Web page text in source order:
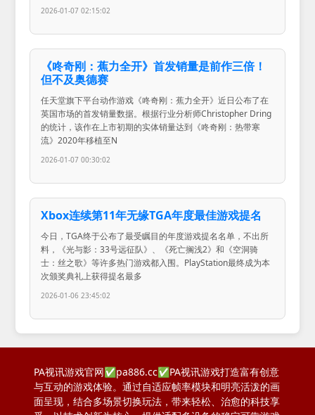
2026-01-07 02:15:02
《咚奇刚：蕉力全开》首发销量是前作三倍！
但不及奥德赛
任天堂旗下平台动作游戏《咚奇刚：蕉力全开》近日公布了在
英国市场的首发销量数据。根据行业分析师Christopher Dring
的统计，该作在上市初期的实体销量达到《咚奇刚：热带寒
流》2020年移植至N
2026-01-07 00:30:02
Xbox连续第11年无缘TGA年度最佳游戏提名
今日，TGA终于公布了最受瞩目的年度游戏提名名单，不出所
料，《光与影：33号远征队》、《死亡搁浅2》和《空洞骑
士：丝之歌》等许多热门游戏都入围。PlayStation最终成为本
次颁奖典礼上获得提名最多
2026-01-06 23:45:02
PA视讯游戏官网✅pa886.cc✅PA视讯游戏打造富有创意
与互动的游戏体验。通过自适应帧率模块和明亮活泼的画
面呈现，结合多场景切换玩法，带来轻松、治愈的科技享